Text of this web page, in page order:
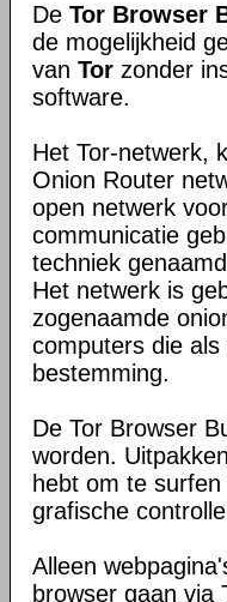
De Tor Browser
de mogelijkheid
van Tor zonder
software.
Het Tor-netwerk,
Onion Router
open netwerk
communicatie
techniek
Het netwerk is
zogenaamde
computers die
bestemming.
De Tor Browser
worden.
hebt om te
grafische
Alleen
browser gaan via